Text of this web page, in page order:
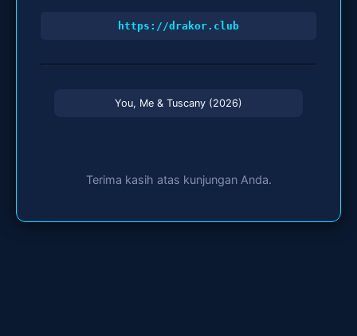
https://drakor.club
You, Me & Tuscany (2026)
Terima kasih atas kunjungan Anda.